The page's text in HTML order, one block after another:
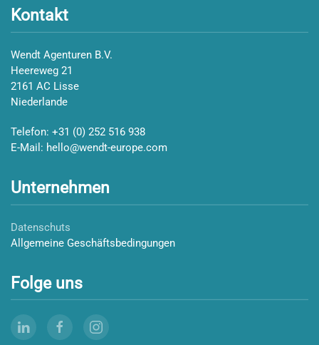
Kontakt
Wendt Agenturen B.V.
Heereweg 21
2161 AC Lisse
Niederlande
Telefon: +31 (0) 252 516 938
E-Mail: hello@wendt-europe.com
Unternehmen
Datenschuts
Allgemeine Geschäftsbedingungen
Folge uns